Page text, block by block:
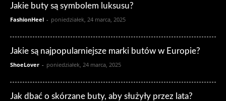
Jakie buty są symbolem luksusu?
FashionHeel - poniedziałek, 24 marca, 2025
Jakie są najpopularniejsze marki butów w Europie?
ShoeLover - poniedziałek, 24 marca, 2025
Jak dbać o skórzane buty, aby służyły przez lata?